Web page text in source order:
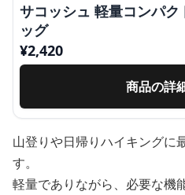
サコッシュ 軽量コンパ
ッグ
¥2,420
商品の詳
山登りや日帰りハイキングに
す。
軽量でありながら、必要な機